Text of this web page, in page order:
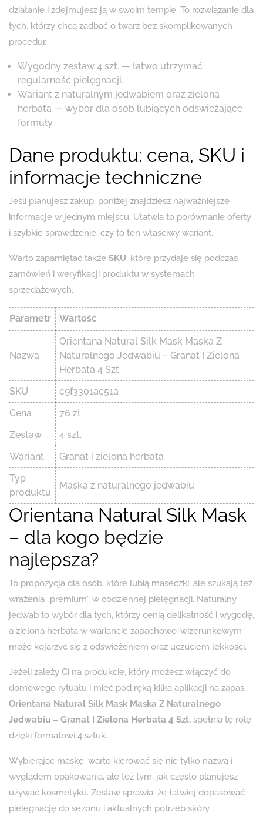
działanie i zdejmujesz ją w swoim tempie. To rozwiązanie dla
tych, którzy chcą zadbać o twarz bez skomplikowanych
procedur.
Wygodny zestaw 4 szt. — łatwo utrzymać
regularność pielęgnacji.
Wariant z naturalnym jedwabiem oraz zieloną
herbatą — wybór dla osób lubiących odświeżające
formuły.
Dane produktu: cena, SKU i
informacje techniczne
Jeśli planujesz zakup, poniżej znajdziesz najważniejsze
informacje w jednym miejscu. Ułatwia to porównanie oferty
i szybkie sprawdzenie, czy to ten właściwy wariant.
Warto zapamiętać także SKU, które przydaje się podczas
zamówień i weryfikacji produktu w systemach
sprzedażowych.
Parametr Wartość
Nazwa
Orientana Natural Silk Mask Maska Z
Naturalnego Jedwabiu – Granat I Zielona
Herbata 4 Szt.
SKU
c9f3301ac51a
Cena
76 zł
Zestaw
4 szt.
Wariant
Granat i zielona herbata
Typ
produktu
Maska z naturalnego jedwabiu
Orientana Natural Silk Mask
– dla kogo będzie
najlepsza?
To propozycja dla osób, które lubią maseczki, ale szukają też
wrażenia „premium” w codziennej pielęgnacji. Naturalny
jedwab to wybór dla tych, którzy cenią delikatność i wygodę,
a zielona herbata w wariancie zapachowo-wizerunkowym
może kojarzyć się z odświeżeniem oraz uczuciem lekkości.
Jeżeli zależy Ci na produkcie, który możesz włączyć do
domowego rytuału i mieć pod ręką kilka aplikacji na zapas,
Orientana Natural Silk Mask Maska Z Naturalnego
Jedwabiu – Granat I Zielona Herbata 4 Szt. spełnia tę rolę
dzięki formatowi 4 sztuk.
Wybierając maskę, warto kierować się nie tylko nazwą i
wyglądem opakowania, ale też tym, jak często planujesz
używać kosmetyku. Zestaw sprawia, że łatwiej dopasować
pielęgnację do sezonu i aktualnych potrzeb skóry.